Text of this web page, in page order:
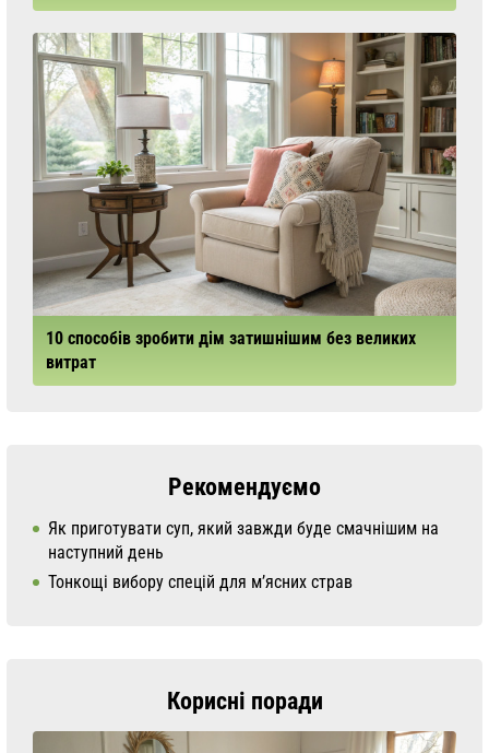
10 способів зробити дім затишнішим без великих
витрат
Рекомендуємо
Як приготувати суп, який завжди буде смачнішим на
наступний день
Тонкощі вибору спецій для м’ясних страв
Корисні поради